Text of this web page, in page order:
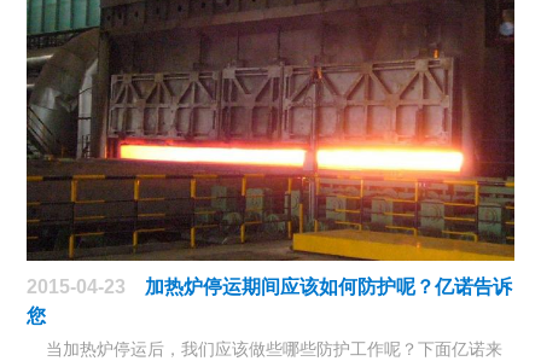
2015-04-23
加热炉停运期间应该如何防护呢？亿诺告诉
您
当加热炉停运后，我们应该做些哪些防护工作呢？下面亿诺来